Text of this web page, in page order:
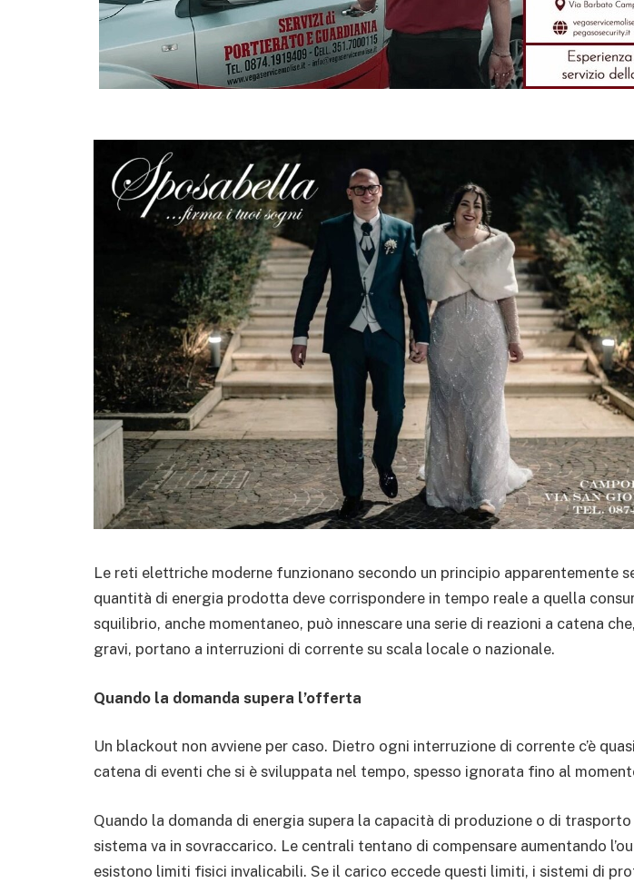
Le reti elettriche moderne funzionano secondo un principio apparentemente
quantità di energia prodotta deve corrispondere in tempo reale a quella
squilibrio, anche momentaneo, può innescare una serie di reazioni a catena
gravi, portano a interruzioni di corrente su scala locale o nazionale.
Quando la domanda supera l’offerta
Un blackout non avviene per caso. Dietro ogni interruzione di corrente c’è
catena di eventi che si è sviluppata nel tempo, spesso ignorata fino al
Quando la domanda di energia supera la capacità di produzione o di
sistema va in sovraccarico. Le centrali tentano di compensare aumentando
esistono limiti fisici invalicabili. Se il carico eccede questi limiti, i sistemi di